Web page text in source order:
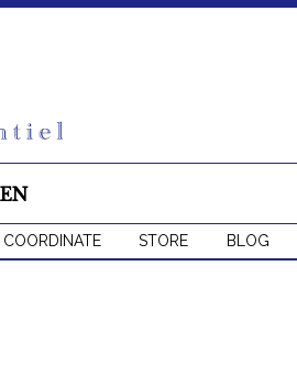
COORDINATE STORE BLOG